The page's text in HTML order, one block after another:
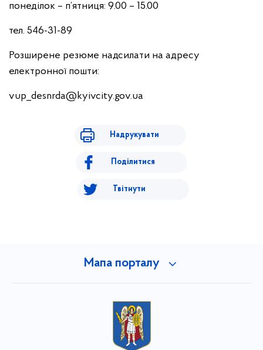
понеділок – п’ятниця: 9.00 – 15.00
тел. 546-31-89
Розширене резюме надсилати на адресу
електронної пошти:
vup_desnrda@kyivcity.gov.ua
Надрукувати
Поділитися
Твітнути
Мапа порталу